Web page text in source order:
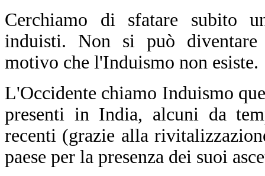
Cerchiamo di sfatare subito
induisti. Non si può
motivo che l'Induismo non esiste.
L'Occidente chiamo Induismo
presenti in India, alcuni da
recenti (grazie alla
paese per la presenza dei suoi